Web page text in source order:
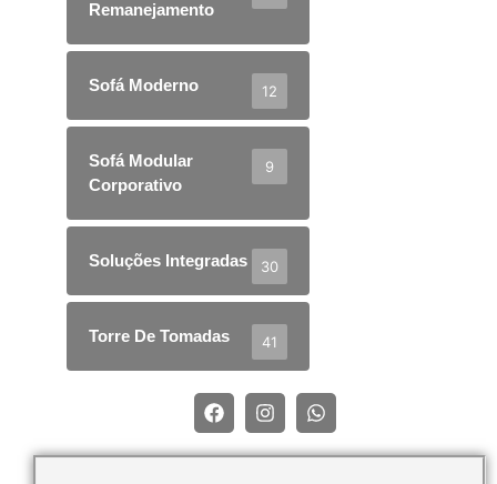
Remanejamento
Sofá Moderno 12
Sofá Modular
Corporativo
9
Soluções Integradas 30
Torre De Tomadas 41